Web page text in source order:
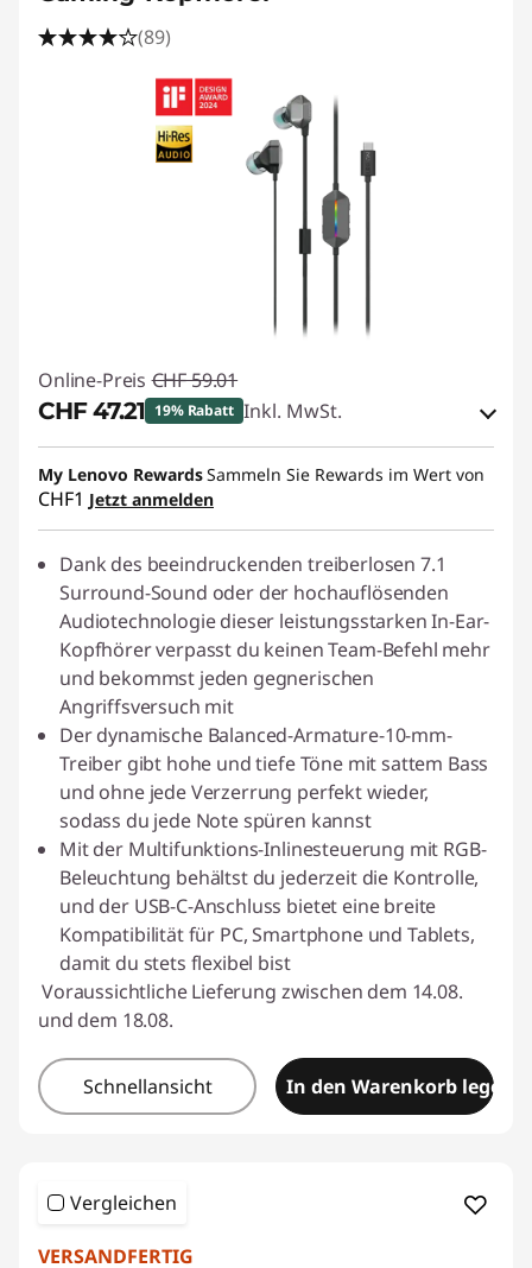
(89)
Online-Preis CHF 59.01
CHF 47.21 19% Rabatt Inkl. MwSt.
eCoupon-Rabatt :-CHF 11.80
eCoupon :SALES
My Lenovo RewardsSammeln Sie Rewards im Wert von
CHF1 Jetzt anmelden
Dank des beeindruckenden treiberlosen 7.1
Surround-Sound oder der hochauflösenden
Audiotechnologie dieser leistungsstarken In-Ear-
Kopfhörer verpasst du keinen Team-Befehl mehr
und bekommst jeden gegnerischen
Angriffsversuch mit
Der dynamische Balanced-Armature-10-mm-
Treiber gibt hohe und tiefe Töne mit sattem Bass
und ohne jede Verzerrung perfekt wieder,
sodass du jede Note spüren kannst
Mit der Multifunktions-Inlinesteuerung mit RGB-
Beleuchtung behältst du jederzeit die Kontrolle,
und der USB-C-Anschluss bietet eine breite
Kompatibilität für PC, Smartphone und Tablets,
damit du stets flexibel bist
Voraussichtliche Lieferung zwischen dem 14.08.
und dem 18.08.
Schnellansicht In den Warenkorb legen
Vergleichen
VERSANDFERTIG